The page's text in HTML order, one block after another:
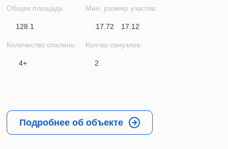
Общая площадь:
128.1
Количество спалень:
4+
Мин. размер участка:
17.72 17.12
Кол-во санузлов:
2
Подробнее об объекте